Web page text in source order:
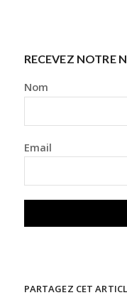
RECEVEZ NOTRE
Nom
Email
PARTAGEZ CET